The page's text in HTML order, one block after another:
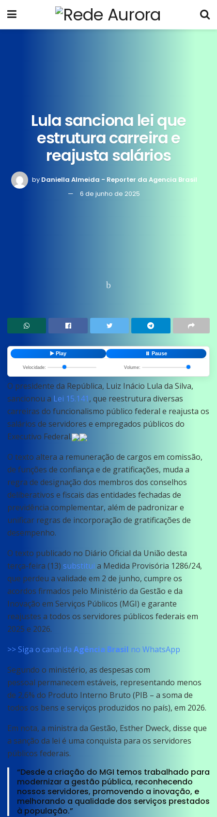
Lula sanciona lei que
estrutura carreira e
reajusta salários
by Daniella Almeida - Reporter da Agencia Brasil
6 de junho de 2025
▶️ Play ⏸️ Pause
Velocidade: Volume:
O presidente da República, Luiz Inácio Lula da Silva,
sancionou a Lei 15.141, que reestrutura diversas
carreiras do funcionalismo público federal e reajusta os
salários de servidores e empregados públicos do
Executivo Federal.
O texto altera a remuneração de cargos em comissão,
de funções de confiança e de gratificações, muda a
regra de designação dos membros dos conselhos
deliberativos e fiscais das entidades fechadas de
previdência complementar, além de padronizar e
unificar regras de incorporação de gratificações de
desempenho.
O texto publicado no Diário Oficial da União desta
terça-feira (13) substitui a Medida Provisória 1286/24,
que perdeu a validade em 2 de junho, cumpre os
acordos firmados pelo Ministério da Gestão e da
Inovação em Serviços Públicos (MGI) e garante
reajustes a todos os servidores públicos federais em
2025 e 2026.
>> Siga o canal da Agência Brasil no WhatsApp
Segundo o ministério, as despesas com
pessoal permanecem estáveis, representando menos
de 2,6% do Produto Interno Bruto (PIB – a soma de
todos os bens e serviços produzidos no país), em 2026.
Em nota, a ministra da Gestão, Esther Dweck, disse que
a sanção da lei é uma conquista para os servidores
públicos federais.
“Desde a criação do MGI temos trabalhado para
modernizar a gestão pública, reconhecendo
nossos servidores, promovendo a inovação, e
melhorando a qualidade dos serviços prestados
à população.”